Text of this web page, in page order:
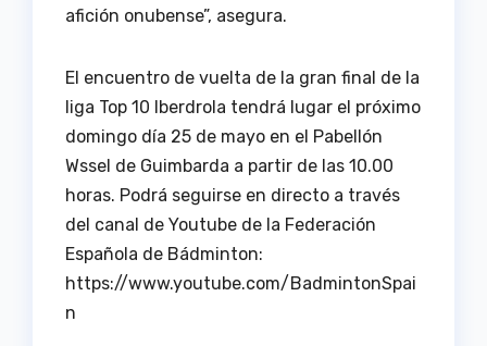
afición onubense”, asegura.
El encuentro de vuelta de la gran final de la
liga Top 10 Iberdrola tendrá lugar el próximo
domingo día 25 de mayo en el Pabellón
Wssel de Guimbarda a partir de las 10.00
horas. Podrá seguirse en directo a través
del canal de Youtube de la Federación
Española de Bádminton:
https://www.youtube.com/BadmintonSpai
n